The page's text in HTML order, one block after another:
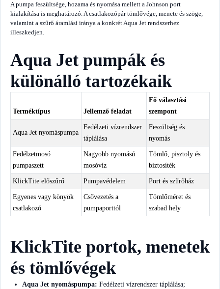
A pumpa feszültsége, hozama és nyomása mellett a Johnson port
kialakítása is meghatározó. A csatlakozópár tömlővége, menete és szöge,
valamint a szűrő áramlási iránya a konkrét Aqua Jet rendszerhez
illeszkedjen.
Aqua Jet pumpák és
különálló tartozékaik
Terméktípus Jellemző feladat
Fő választási
szempont
Aqua Jet nyomáspumpa
Fedélzeti vízrendszer
táplálása
Feszültség és
nyomás
Fedélzetmosó
pumpaszett
Nagyobb nyomású
mosóvíz
Tömlő, pisztoly és
biztosíték
KlickTite előszűrő Pumpavédelem Port és szűrőház
Egyenes vagy könyök
csatlakozó
Csővezetés a
pumpaporttól
Tömlőméret és
szabad hely
KlickTite portok, menetek
és tömlővégek
Aqua Jet nyomáspumpa: Fedélzeti vízrendszer táplálása;